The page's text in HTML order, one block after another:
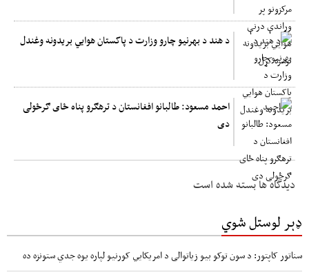
د هند د بهرنیو چارو وزارت د پاکستان هوایي بریدونه وغندل
احمد مسعود: طالبانو افغانستان د ترهګرو پناه ځای ګرځولی
دی
دیدگاه ها بسته شده است
ډېر لوستل شوي
سناتور کاپتور: د سون توکو بیو زیاتوالی د امریکایي کورنیو لپاره یوه جدي ستونزه ده